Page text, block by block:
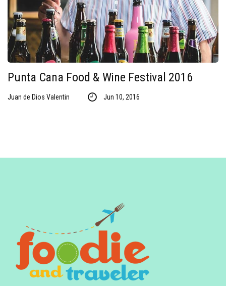
Punta Cana Food & Wine Festival 2016
Juan de Dios Valentin Jun 10, 2016